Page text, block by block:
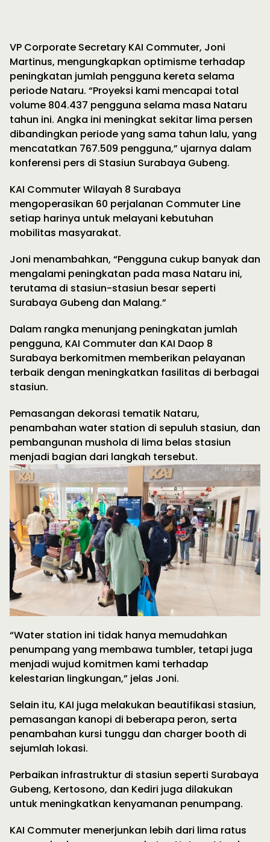
VP Corporate Secretary KAI Commuter, Joni
Martinus, mengungkapkan optimisme terhadap
peningkatan jumlah pengguna kereta selama
periode Nataru. “Proyeksi kami mencapai total
volume 804.437 pengguna selama masa Nataru
tahun ini. Angka ini meningkat sekitar lima persen
dibandingkan periode yang sama tahun lalu, yang
mencatatkan 767.509 pengguna,” ujarnya dalam
konferensi pers di Stasiun Surabaya Gubeng.
KAI Commuter Wilayah 8 Surabaya
mengoperasikan 60 perjalanan Commuter Line
setiap harinya untuk melayani kebutuhan
mobilitas masyarakat.
Joni menambahkan, “Pengguna cukup banyak dan
mengalami peningkatan pada masa Nataru ini,
terutama di stasiun-stasiun besar seperti
Surabaya Gubeng dan Malang.”
Dalam rangka menunjang peningkatan jumlah
pengguna, KAI Commuter dan KAI Daop 8
Surabaya berkomitmen memberikan pelayanan
terbaik dengan meningkatkan fasilitas di berbagai
stasiun.
Pemasangan dekorasi tematik Nataru,
penambahan water station di sepuluh stasiun, dan
pembangunan mushola di lima belas stasiun
menjadi bagian dari langkah tersebut.
“Water station ini tidak hanya memudahkan
penumpang yang membawa tumbler, tetapi juga
menjadi wujud komitmen kami terhadap
kelestarian lingkungan,” jelas Joni.
Selain itu, KAI juga melakukan beautifikasi stasiun,
pemasangan kanopi di beberapa peron, serta
penambahan kursi tunggu dan charger booth di
sejumlah lokasi.
Perbaikan infrastruktur di stasiun seperti Surabaya
Gubeng, Kertosono, dan Kediri juga dilakukan
untuk meningkatkan kenyamanan penumpang.
KAI Commuter menerjunkan lebih dari lima ratus